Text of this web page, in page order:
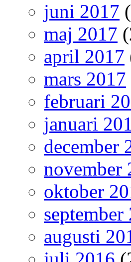
juni 2017
maj 2017
april 2017
mars 2017
februari
januari
december
november
oktober
september
augusti